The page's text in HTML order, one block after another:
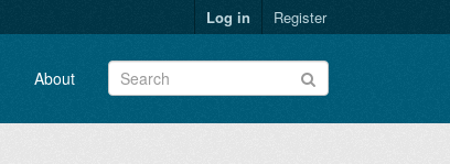
Log in Register
About